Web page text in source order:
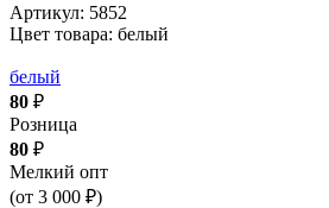
Артикул: 5852
Цвет товара: белый
белый
80 ₽
Розница
80 ₽
Мелкий опт
(от 3 000 ₽)